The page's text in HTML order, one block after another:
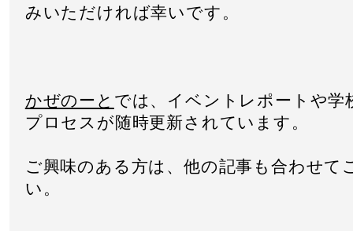
みいただければ幸いです。
かぜのーと では、イベントレポートや学
プロセスが随時更新されています。
ご興味のある方は、他の記事も合わせて
い。